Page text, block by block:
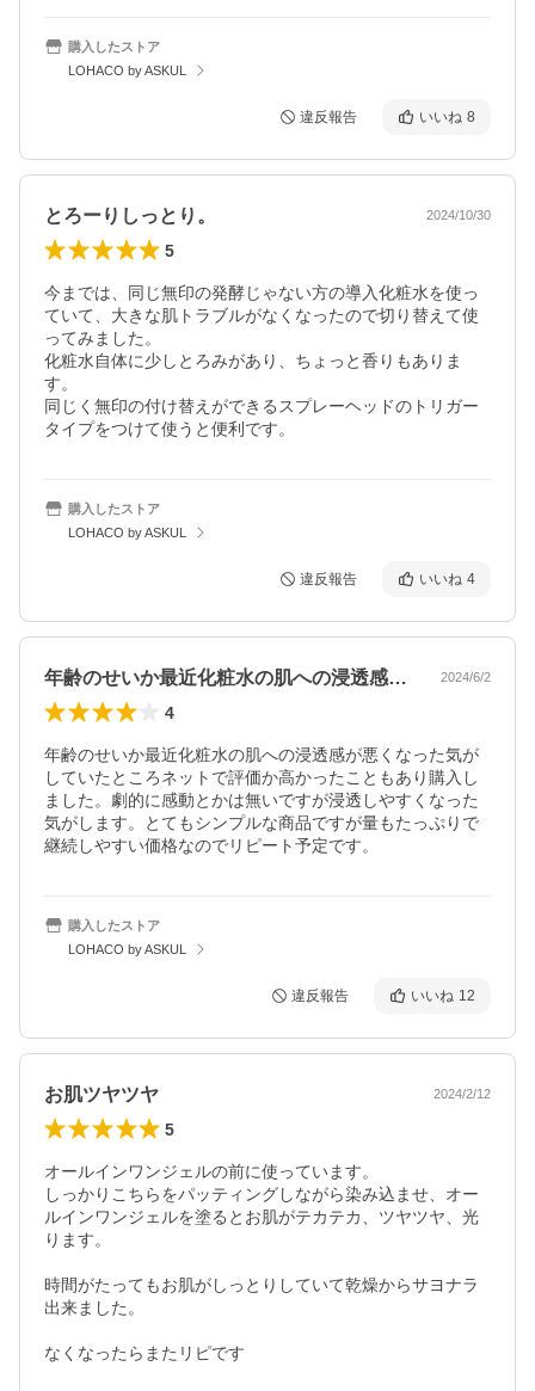
購入したストア
LOHACO by ASKUL
違反報告 いいね 8
とろーりしっとり。 2024/10/30
5
今までは、同じ無印の発酵じゃない方の導入化粧水を使っ
ていて、大きな肌トラブルがなくなったので切り替えて使
ってみました。
化粧水自体に少しとろみがあり、ちょっと香りもありま
す。
同じく無印の付け替えができるスプレーヘッドのトリガー
タイプをつけて使うと便利です。
購入したストア
LOHACO by ASKUL
違反報告 いいね 4
年齢のせいか最近化粧水の肌への浸透感が… 2024/6/2
4
年齢のせいか最近化粧水の肌への浸透感が悪くなった気が
していたところネットで評価か高かったこともあり購入し
ました。劇的に感動とかは無いですが浸透しやすくなった
気がします。とてもシンプルな商品ですが量もたっぷりで
継続しやすい価格なのでリピート予定です。
購入したストア
LOHACO by ASKUL
違反報告 いいね 12
お肌ツヤツヤ 2024/2/12
5
オールインワンジェルの前に使っています。
しっかりこちらをパッティングしながら染み込ませ、オー
ルインワンジェルを塗るとお肌がテカテカ、ツヤツヤ、光
ります。
時間がたってもお肌がしっとりしていて乾燥からサヨナラ
出来ました。
なくなったらまたリピです